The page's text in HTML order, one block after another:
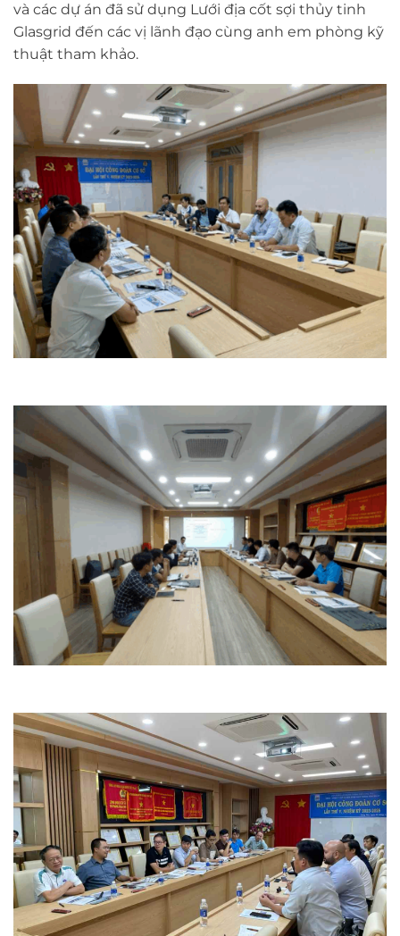
và các dự án đã sử dụng Lưới địa cốt sợi thủy tinh
Glasgrid đến các vị lãnh đạo cùng anh em phòng kỹ
thuật tham khảo.